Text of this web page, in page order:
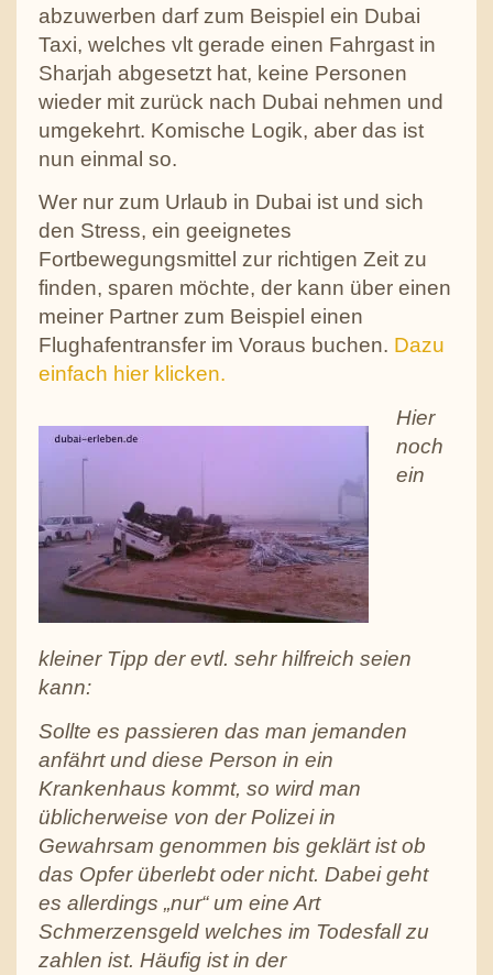
abzuwerben darf zum Beispiel ein Dubai
Taxi, welches vlt gerade einen Fahrgast in
Sharjah abgesetzt hat, keine Personen
wieder mit zurück nach Dubai nehmen und
umgekehrt. Komische Logik, aber das ist
nun einmal so.
Wer nur zum Urlaub in Dubai ist und sich
den Stress, ein geeignetes
Fortbewegungsmittel zur richtigen Zeit zu
finden, sparen möchte, der kann über einen
meiner Partner zum Beispiel einen
Flughafentransfer im Voraus buchen. Dazu
einfach hier klicken.
Hier
noch
ein
kleiner Tipp der evtl. sehr hilfreich seien
kann:
Sollte es passieren das man jemanden
anfährt und diese Person in ein
Krankenhaus kommt, so wird man
üblicherweise von der Polizei in
Gewahrsam genommen bis geklärt ist ob
das Opfer überlebt oder nicht. Dabei geht
es allerdings „nur“ um eine Art
Schmerzensgeld welches im Todesfall zu
zahlen ist. Häufig ist in der